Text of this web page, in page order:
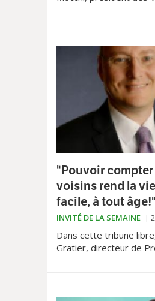
"Pouvoir compter
voisins rend la
facile, à tout âge!"
INVITÉ DE LA SEMAINE
Dans cette tribune
Gratier, directeur de